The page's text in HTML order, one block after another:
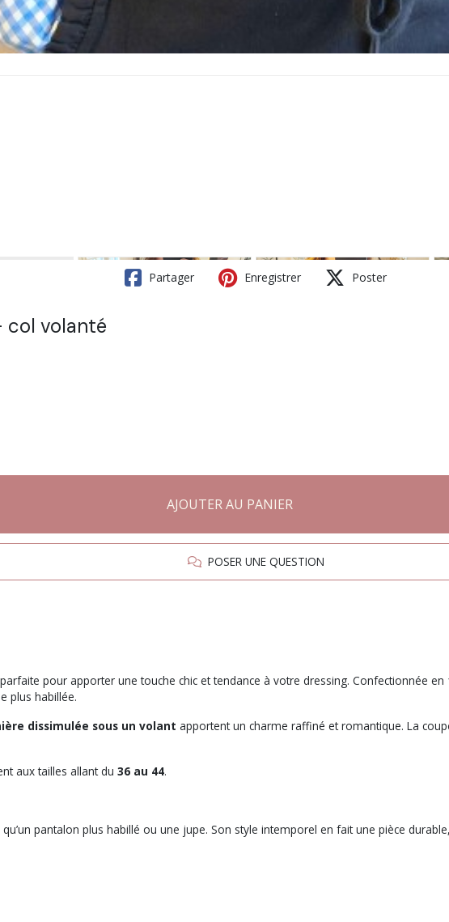
Partager Enregistrer Poster
col volanté
AJOUTER AU PANIER
POSER UNE QUESTION
pour apporter une touche chic et tendance à votre dressing. Confectionnée en
plus habillée.
dissimulée sous un volant apportent un charme raffiné et romantique. La
aux tailles allant du 36 au 44.
pantalon plus habillé ou une jupe. Son style intemporel en fait une pièce